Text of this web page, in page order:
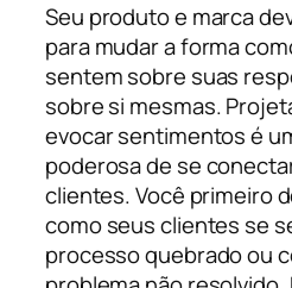
Seu produto e marca
para mudar a forma
sentem sobre suas
sobre si mesmas.
evocar sentimentos é
poderosa de se
clientes. Você primeiro
como seus clientes se
processo quebrado ou